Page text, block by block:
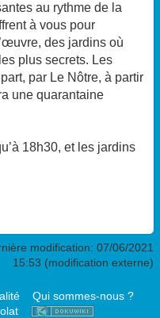
au rythme de la
à vous pour
des jardins où
plus secrets. Les
par Le Nôtre, à partir
une quarantaine
18h30, et les jardins
modification: 07/06/2021
15:53 (modification externe)
Qui sommes-nous ?